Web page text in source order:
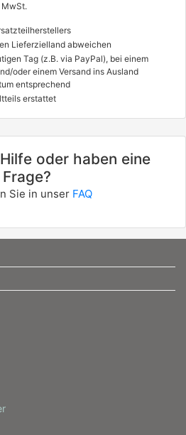
MwSt.
Lieferzielland abweichen
Tag (z.B. via PayPal), bei einem
oder einem Versand ins Ausland
entsprechend
erstattet
oder haben eine
Frage?
Sie in unser FAQ